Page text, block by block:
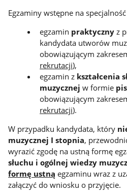
Egzaminy wstępne na
egzamin praktycznyz
kandydata utworów
obowiązującym
rekrutacji),
egzamin z kształcenia
muzycznej w formie
obowiązującym
rekrutacji).
W przypadku kandydata, który
muzycznej I stopnia,
wyrazić zgodę na ustną formę
słuchu i ogólnej wiedzy
formę ustną egzaminu wraz z
załączyć do wniosku o przyjęcie.